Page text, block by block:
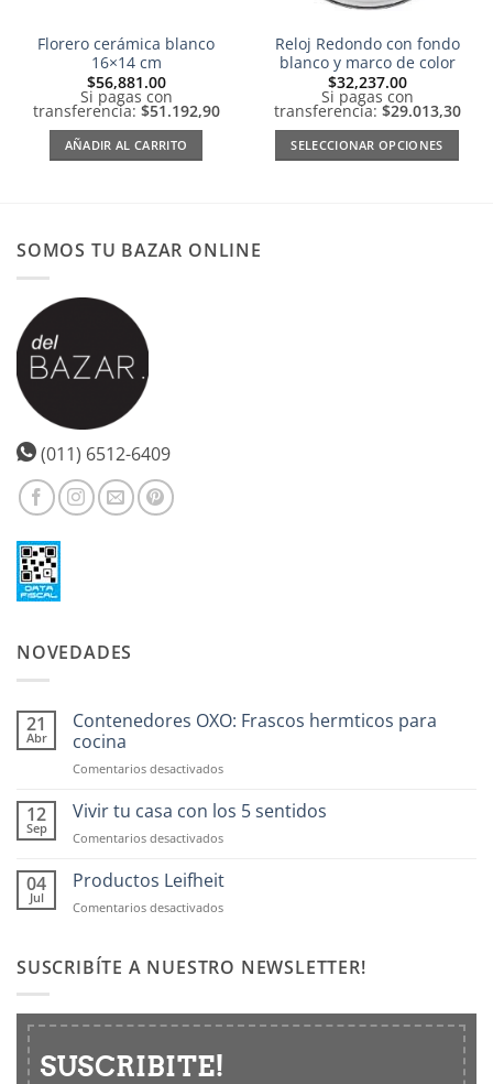
Florero cerámica blanco
16×14 cm
$56,881.00
Si pagas con
transferencia: $51.192,90
AÑADIR AL CARRITO
Reloj Redondo con fondo
blanco y marco de color
$32,237.00
Si pagas con
transferencia: $29.013,30
SELECCIONAR OPCIONES
SOMOS TU BAZAR ONLINE
(011) 6512-6409
NOVEDADES
21
Abr
Contenedores OXO: Frascos hermticos para
cocina
Comentarios desactivadosen
OXO:
Frascos
hermticos
cocina
12
Sep
Vivir tu casa con los 5 sentidos
Comentarios desactivadosen
tu
casa
con
sentidos
04
Jul
Productos Leifheit
Comentarios desactivadosen
SUSCRIBÍTE A NUESTRO NEWSLETTER!
SUSCRIBITE!